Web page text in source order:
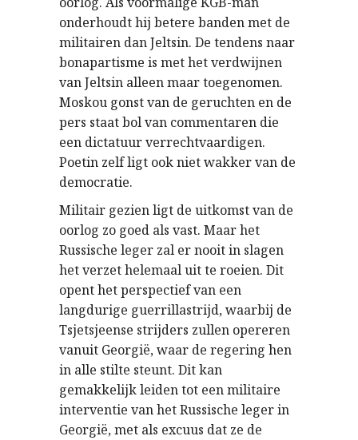
onderhoudt hij betere banden met de
militairen dan Jeltsin. De tendens naar
bonapartisme is met het verdwijnen
van Jeltsin alleen maar toegenomen.
Moskou gonst van de geruchten en de
pers staat bol van commentaren die
een dictatuur verrechtvaardigen.
Poetin zelf ligt ook niet wakker van de
democratie.
Militair gezien ligt de uitkomst van de
oorlog zo goed als vast. Maar het
Russische leger zal er nooit in slagen
het verzet helemaal uit te roeien. Dit
opent het perspectief van een
langdurige guerrillastrijd, waarbij de
Tsjetsjeense strijders zullen opereren
vanuit Georgië, waar de regering hen
in alle stilte steunt. Dit kan
gemakkelijk leiden tot een militaire
interventie van het Russische leger in
Georgië, met als excuus dat ze de